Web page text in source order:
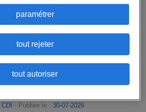
offres
CDI - Publiée le : 30-07-2026
paramétrer
tout rejeter
tout autoriser